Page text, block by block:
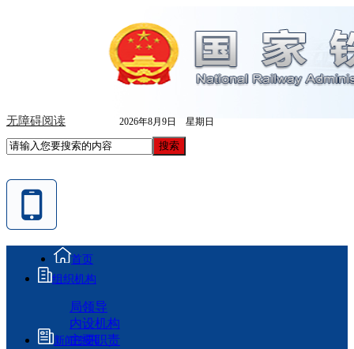
无障碍阅读 2026年8月9日 星期日
首页
组织机构
局领导
内设机构
主要职责
新闻资讯